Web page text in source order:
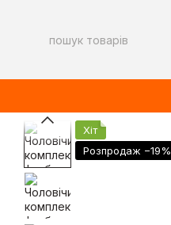
Хіт
Розпродаж −19%